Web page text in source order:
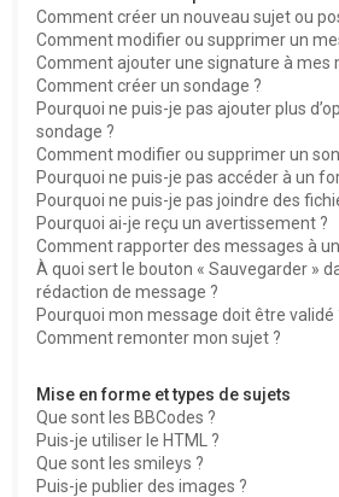
Comment créer un nouveau sujet ou
Comment modifier ou supprimer un
Comment ajouter une signature à mes
Comment créer un sondage ?
Pourquoi ne puis-je pas ajouter plus
sondage ?
Comment modifier ou supprimer un
Pourquoi ne puis-je pas accéder à un
Pourquoi ne puis-je pas joindre des
Pourquoi ai-je reçu un avertissement ?
Comment rapporter des messages à
À quoi sert le bouton « Sauvegarder »
rédaction de message ?
Pourquoi mon message doit être validé
Comment remonter mon sujet ?
Mise en forme et types de sujets
Que sont les BBCodes ?
Puis-je utiliser le HTML ?
Que sont les smileys ?
Puis-je publier des images ?